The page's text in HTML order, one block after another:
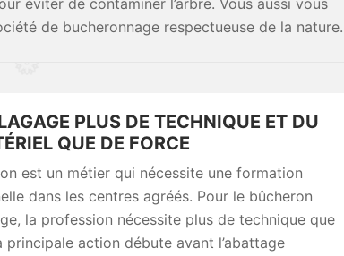
éviter de contaminer l’arbre. Vous aussi vous
de bucheronnage respectueuse de la nature.
PLUS DE TECHNIQUE ET DU
QUE DE FORCE
est un métier qui nécessite une formation
dans les centres agréés. Pour le bûcheron
la profession nécessite plus de technique que
principale action débute avant l’abattage